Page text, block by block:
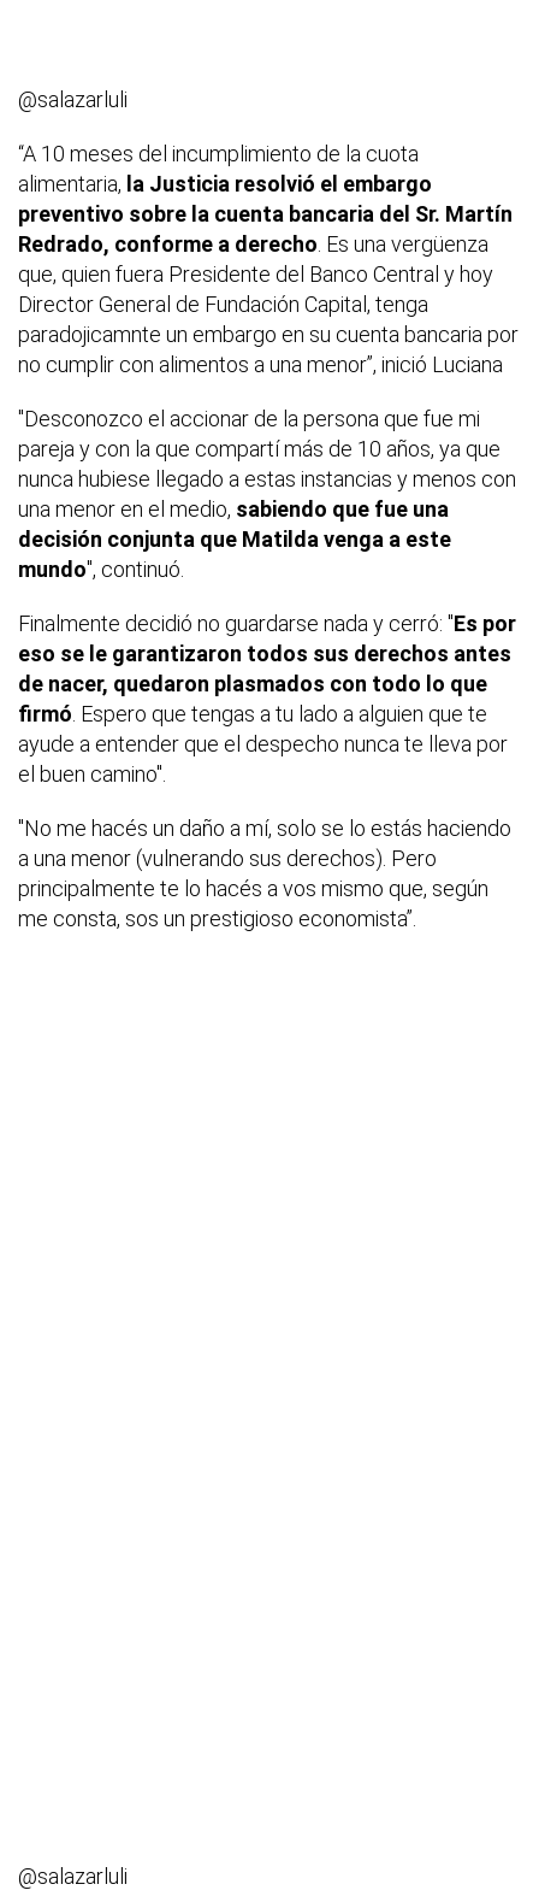
@salazarluli
“A 10 meses del incumplimiento de la cuota
alimentaria, la Justicia resolvió el embargo
preventivo sobre la cuenta bancaria del Sr. Martín
Redrado, conforme a derecho . Es una vergüenza
que, quien fuera Presidente del Banco Central y hoy
Director General de Fundación Capital, tenga
paradojicamnte un embargo en su cuenta bancaria por
no cumplir con alimentos a una menor”, inició Luciana
"Desconozco el accionar de la persona que fue mi
pareja y con la que compartí más de 10 años, ya que
nunca hubiese llegado a estas instancias y menos con
una menor en el medio, sabiendo que fue una
decisión conjunta que Matilda venga a este
mundo", continuó.
Finalmente decidió no guardarse nada y cerró: "Es por
eso se le garantizaron todos sus derechos antes
de nacer, quedaron plasmados con todo lo que
firmó . Espero que tengas a tu lado a alguien que te
ayude a entender que el despecho nunca te lleva por
el buen camino".
"No me hacés un daño a mí, solo se lo estás haciendo
a una menor (vulnerando sus derechos). Pero
principalmente te lo hacés a vos mismo que, según
me consta, sos un prestigioso economista”.
@salazarluli